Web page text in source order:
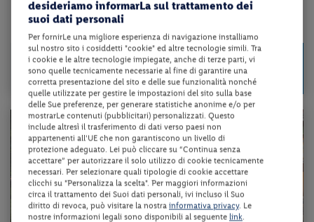
Check-in
dal 22/08/26
al 30/09/26
da195 €
a persona per 3 notti
desideriamo informarLa sul trattamento dei
suoi dati personali
Per fornirLe una migliore esperienza di navigazione installiamo
sul nostro sito i cosiddetti "cookie" ed altre tecnologie simili. Tra
i cookie e le altre tecnologie impiegate, anche di terze parti, vi
sono quelle tecnicamente necessarie al fine di garantire una
corretta presentazione del sito e delle sue funzionalità nonché
quelle utilizzate per gestire le impostazioni del sito sulla base
delle Sue preferenze, per generare statistiche anonime e/o per
mostrarLe contenuti (pubblicitari) personalizzati. Questo
include altresì il trasferimento di dati verso paesi non
appartenenti all'UE che non garantiscono un livello di
protezione adeguato. Lei può cliccare su “Continua senza
accettare” per autorizzare il solo utilizzo di cookie tecnicamente
necessari. Per selezionare quali tipologie di cookie accettare
clicchi su "Personalizza la scelta". Per maggiori informazioni
circa il trattamento dei Suoi dati personali, ivi incluso il Suo
diritto di revoca, può visitare la nostra informativa privacy. Le
nostre informazioni legali sono disponibili al seguente link.